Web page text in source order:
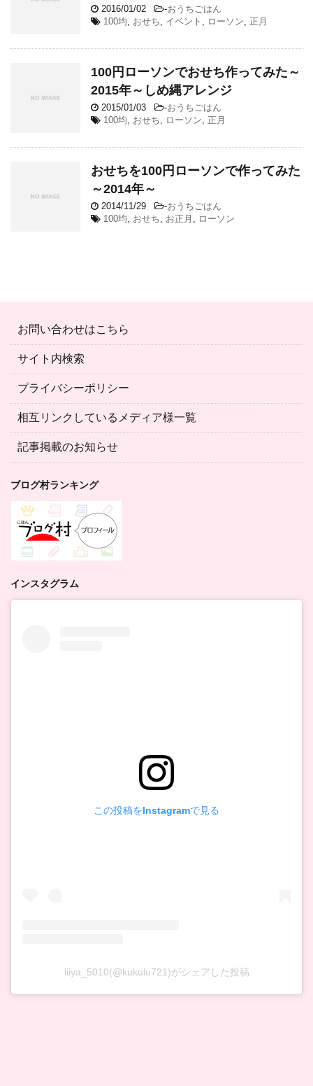
2016/01/02 -おうちごはん
100均, おせち, イベント , ローソン, 正月
100円ローソンでおせち作ってみた～
2015年～しめ縄アレンジ
2015/01/03 -おうちごはん
100均, おせち, ローソン, 正月
おせちを100円ローソンで作ってみた
～2014年～
2014/11/29 -おうちごはん
100均, おせち, お正月 , ローソン
お問い合わせはこちら
サイト内検索
プライバシーポリシー
相互リンクしているメディア様一覧
記事掲載のお知らせ
ブログ村ランキング
インスタグラム
この投稿をInstagramで見る
liiya_5010(@kukulu721)がシェアした投稿